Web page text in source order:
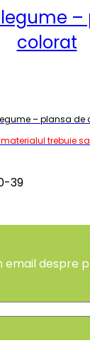
–
colorat
– plansa de
trebuie
39
email despre